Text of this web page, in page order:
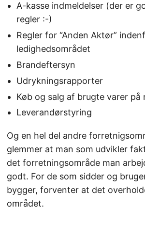
A-kasse indmeldelser (der er
regler :-)
Regler for “Anden Aktør”
ledighedsområdet
Brandeftersyn
Udrykningsrapporter
Køb og salg af brugte varer på
Leverandørstyring
Og en hel del andre
glemmer at man som udvikler
det forretningsområde man
godt. For de som sidder og
bygger, forventer at det
området.